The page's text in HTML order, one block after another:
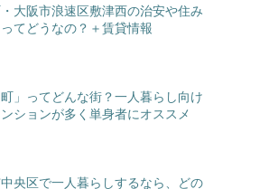
大阪市浪速区敷津西の治安や住み
てどうなの？＋賃貸情報
町」ってどんな街？一人暮らし向け
ションが多く単身者にオススメ
央区で一人暮らしするなら、どの